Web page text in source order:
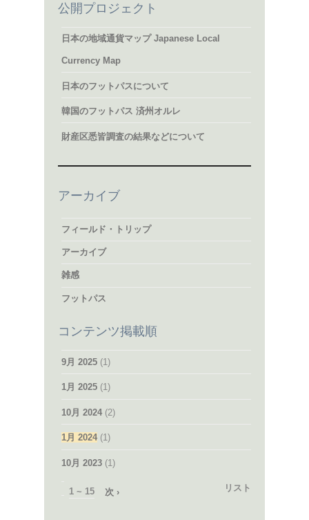
公開プロジェクト
日本の地域通貨マップ Japanese Local
Currency Map
日本のフットパスについて
韓国のフットパス 済州オルレ
財産区悉皆調査の結果などについて
アーカイブ
フィールド・トリップ
アーカイブ
雑感
フットパス
コンテンツ掲載順
9月 2025 (1)
1月 2025 (1)
10月 2024 (2)
1月 2024 (1)
10月 2023 (1)
1 ~ 15 次 › リスト